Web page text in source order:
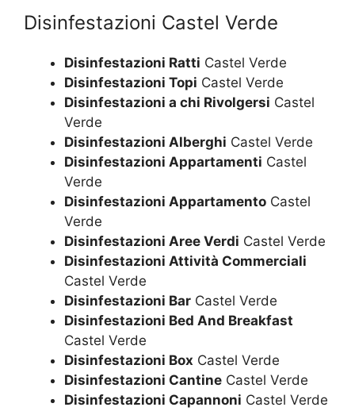
Disinfestazioni Castel Verde
Disinfestazioni Ratti Castel Verde
Disinfestazioni Topi Castel Verde
Disinfestazioni a chi Rivolgersi Castel
Verde
Disinfestazioni Alberghi Castel Verde
Disinfestazioni Appartamenti Castel
Verde
Disinfestazioni Appartamento Castel
Verde
Disinfestazioni Aree Verdi Castel Verde
Disinfestazioni Attività Commerciali
Castel Verde
Disinfestazioni Bar Castel Verde
Disinfestazioni Bed And Breakfast
Castel Verde
Disinfestazioni Box Castel Verde
Disinfestazioni Cantine Castel Verde
Disinfestazioni Capannoni Castel Verde